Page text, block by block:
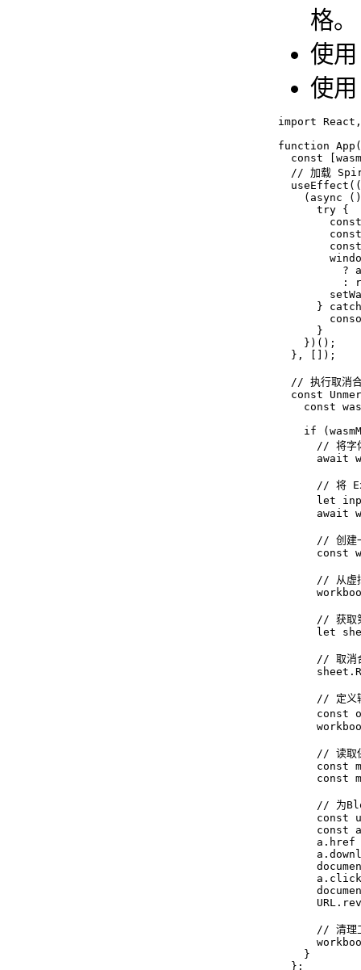
格。
使
使
import
function
const
// 加载
(async
      try {
?
:
}
      }
    })();
  }, []);
// 执行取消
const
const
if
// 将字
await
// 将
let
await
// 创建
const
// 从虚
// 获取
let
// 取消
// 定义
const
// 读取
const
const
// 为
const
const
a.href
// 清理
    }
  };